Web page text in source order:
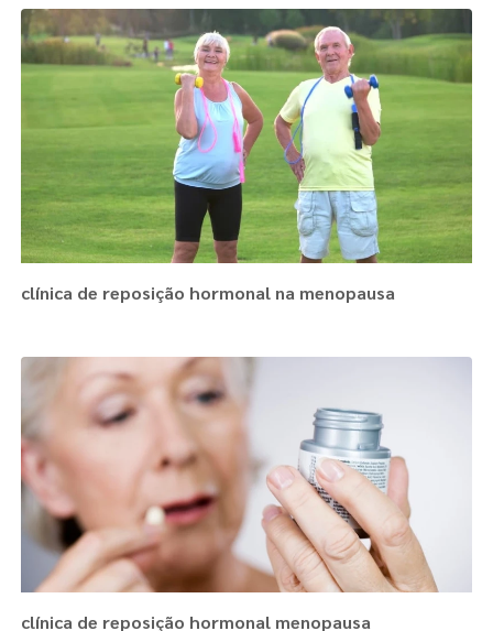
clínica de reposição hormonal na menopausa
clínica de reposição hormonal menopausa